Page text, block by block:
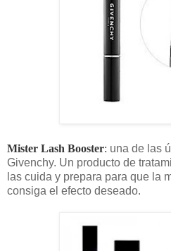
Mister Lash Booster: una de las
Givenchy. Un producto de
las cuida y prepara para que la
consiga el efecto deseado.